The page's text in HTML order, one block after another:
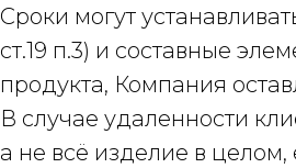
Сроки могут
ст.19 п.3) и составные
продукта, Компания
В случае удаленности
а не всё изделие в